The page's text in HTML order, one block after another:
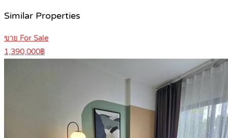
Similar Properties
ขาย For Sale
1,390,000฿